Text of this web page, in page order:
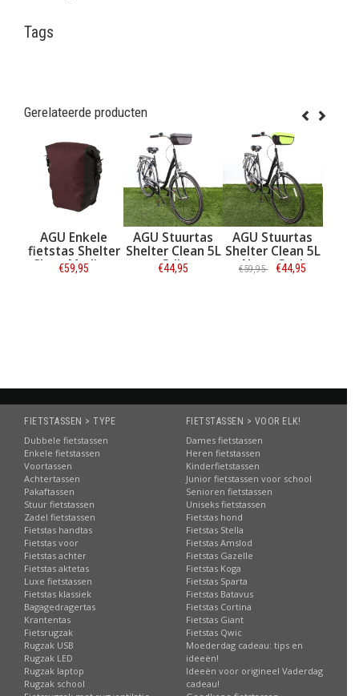
Tags
Gerelateerde producten
AGU Enkele
fietstas Shelter
Clean Medium
17L Rood
€59,95
AGU Stuurtas
Shelter Clean 5L
Grijs
€44,95
AGU Stuurtas
Shelter Clean 5L
Neon Geel
€59,95 €44,95
Shelter
FIETSTASSEN > TYPE
Dubbele fietstassen
Enkele fietstassen
Voortassen
Achtertassen
Pakaftassen
Stuur fietstassen
Zadel fietstassen
Fietstas handtas
Fietstas voor
Fietstas achter
Fietstas aktetas
Luxe fietstassen
Fietstas klassiek
Bagagedragertas
Krantentas
Fietsrugzak
Rugzak USB
Rugzak LED
Rugzak laptop
Rugzak school
FIETSTASSEN > VOOR ELK!
Dames fietstassen
Heren fietstassen
Kinderfietstassen
Junior fietstassen voor school
Senioren fietstassen
Uniseks fietstassen
Fietstas hond
Fietstas Stella
Fietstas Amslod
Fietstas Gazelle
Fietstas Koga
Fietstas Sparta
Fietstas Batavus
Fietstas Cortina
Fietstas Giant
Fietstas Qwic
Moederdag cadeau: tips en
ideeën!
Ideeën voor origineel Vaderdag
cadeau!